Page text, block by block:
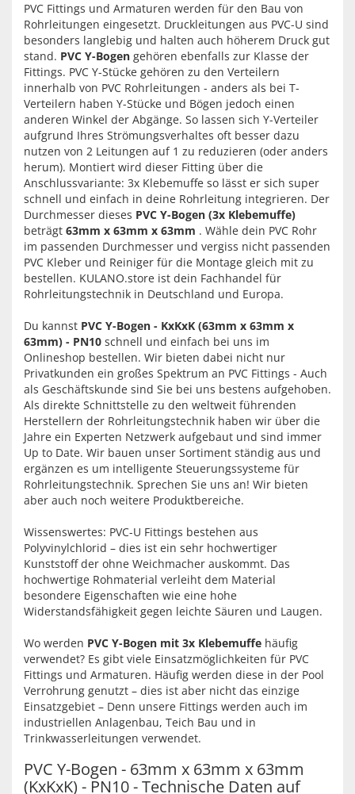
PVC Fittings und Armaturen werden für den Bau von
Rohrleitungen eingesetzt. Druckleitungen aus PVC-U sind
besonders langlebig und halten auch höherem Druck gut
stand. PVC Y-Bogen gehören ebenfalls zur Klasse der
Fittings. PVC Y-Stücke gehören zu den Verteilern
innerhalb von PVC Rohrleitungen - anders als bei T-
Verteilern haben Y-Stücke und Bögen jedoch einen
anderen Winkel der Abgänge. So lassen sich Y-Verteiler
aufgrund Ihres Strömungsverhaltes oft besser dazu
nutzen von 2 Leitungen auf 1 zu reduzieren (oder anders
herum). Montiert wird dieser Fitting über die
Anschlussvariante: 3x Klebemuffe so lässt er sich super
schnell und einfach in deine Rohrleitung integrieren. Der
Durchmesser dieses PVC Y-Bogen (3x Klebemuffe)
beträgt 63mm x 63mm x 63mm . Wähle dein PVC Rohr
im passenden Durchmesser und vergiss nicht passenden
PVC Kleber und Reiniger für die Montage gleich mit zu
bestellen. KULANO.store ist dein Fachhandel für
Rohrleitungstechnik in Deutschland und Europa.
Du kannst PVC Y-Bogen - KxKxK (63mm x 63mm x
63mm) - PN10 schnell und einfach bei uns im
Onlineshop bestellen. Wir bieten dabei nicht nur
Privatkunden ein großes Spektrum an PVC Fittings - Auch
als Geschäftskunde sind Sie bei uns bestens aufgehoben.
Als direkte Schnittstelle zu den weltweit führenden
Herstellern der Rohrleitungstechnik haben wir über die
Jahre ein Experten Netzwerk aufgebaut und sind immer
Up to Date. Wir bauen unser Sortiment ständig aus und
ergänzen es um intelligente Steuerungssysteme für
Rohrleitungstechnik. Sprechen Sie uns an! Wir bieten
aber auch noch weitere Produktbereiche.
Wissenswertes: PVC-U Fittings bestehen aus
Polyvinylchlorid – dies ist ein sehr hochwertiger
Kunststoff der ohne Weichmacher auskommt. Das
hochwertige Rohmaterial verleiht dem Material
besondere Eigenschaften wie eine hohe
Widerstandsfähigkeit gegen leichte Säuren und Laugen.
Wo werden PVC Y-Bogen mit 3x Klebemuffe häufig
verwendet? Es gibt viele Einsatzmöglichkeiten für PVC
Fittings und Armaturen. Häufig werden diese in der Pool
Verrohrung genutzt – dies ist aber nicht das einzige
Einsatzgebiet – Denn unsere Fittings werden auch im
industriellen Anlagenbau, Teich Bau und in
Trinkwasserleitungen verwendet.
PVC Y-Bogen - 63mm x 63mm x 63mm
(KxKxK) - PN10 - Technische Daten auf